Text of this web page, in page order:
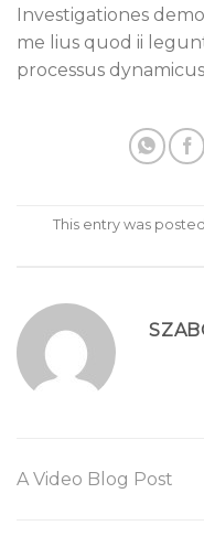
Investigationes
me lius quod ii
processus dynamicus
This entry was
A Video Blog Post